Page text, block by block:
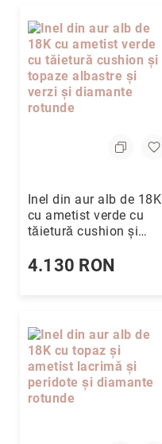
Inel din aur alb de 18K
cu ametist verde cu
tăietură cushion și
și diamante rotunde
4.130 RON